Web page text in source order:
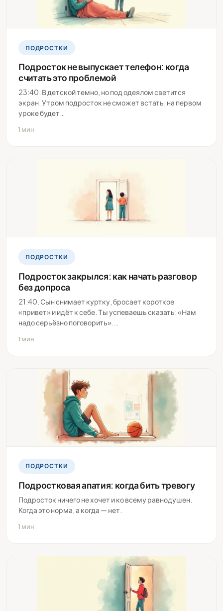
ПОДРОСТКИ
Подросток не выпускает телефон: когда
считать это проблемой
23:40. В детской темно, но под одеялом светится
экран. Утром подросток не сможет встать, на первом
уроке будет…
1 мин
ПОДРОСТКИ
Подросток закрылся: как начать разговор
без допроса
21:40. Сын снимает куртку, бросает короткое
«привет» и идёт к себе. Ты успеваешь сказать: «Нам
надо серьёзно поговорить».…
1 мин
ПОДРОСТКИ
Подростковая апатия: когда бить тревогу
Подросток ничего не хочет и ко всему равнодушен.
Когда это норма, а когда — нет.
1 мин